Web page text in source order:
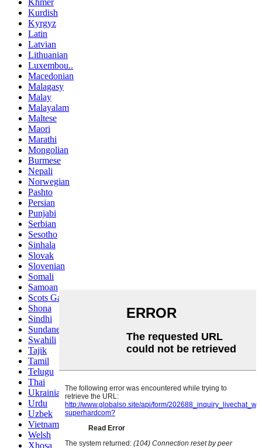
Kurdish
Kyrgyz
Latin
Latvian
Lithuanian
Luxembou..
Macedonian
Malagasy
Malay
Malayalam
Maltese
Maori
Marathi
Mongolian
Burmese
Nepali
Norwegian
Pashto
Persian
Punjabi
Serbian
Sesotho
Sinhala
Slovak
Slovenian
Somali
Samoan
Scots Gaelic
Shona
Sindhi
Sundanese
Swahili
Tajik
Tamil
Telugu
Thai
Ukrainian
Urdu
Uzbek
Vietnamese
Welsh
Xhosa